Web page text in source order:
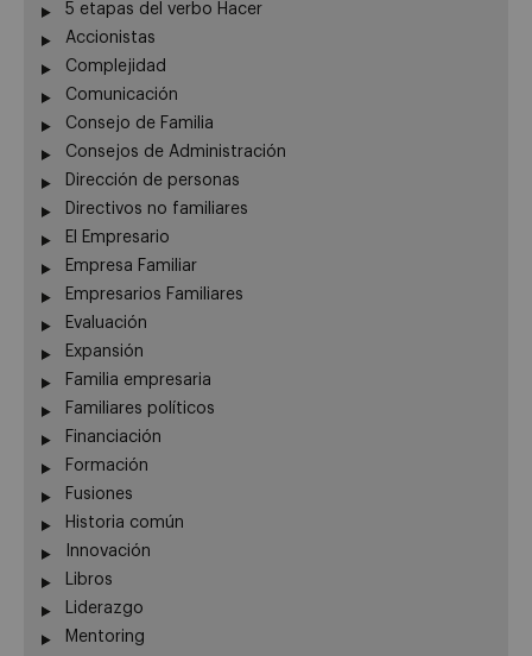
5 etapas del verbo Hacer
Accionistas
Complejidad
Comunicación
Consejo de Familia
Consejos de Administración
Dirección de personas
Directivos no familiares
El Empresario
Empresa Familiar
Empresarios Familiares
Evaluación
Expansión
Familia empresaria
Familiares políticos
Financiación
Formación
Fusiones
Historia común
Innovación
Libros
Liderazgo
Mentoring